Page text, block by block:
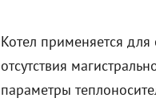
Котел применяется
отсутствия
параметры